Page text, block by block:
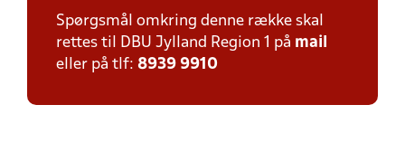
Spørgsmål omkring denne række skal
rettes til DBU Jylland Region 1 på mail
eller på tlf: 8939 9910